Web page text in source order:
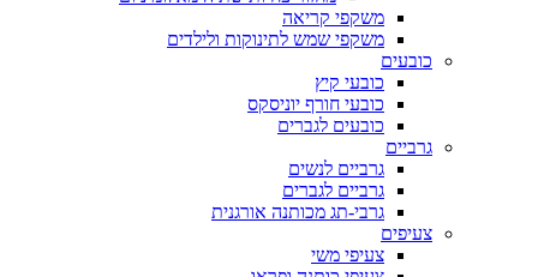
משקפי קריאה
משקפי שמש לתינוקות ולילדים
כובעים
כובעי קיץ
כובעי חורף יוניסקס
כובעים לגברים
גרביים
גרביים לנשים
גרביים לגברים
גרבי-תג מכותנה אורגנית
צעיפים
צעיפי משי